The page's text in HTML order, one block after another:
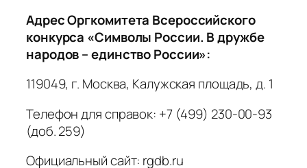
Адрес Оргкомитета Всероссийского
конкурса «Символы России. В дружбе
народов – единство России»:
119049, г. Москва, Калужская площадь, д. 1
Телефон для справок: +7 (499) 230-00-93
(доб. 259)
Официальный сайт: rgdb.ru